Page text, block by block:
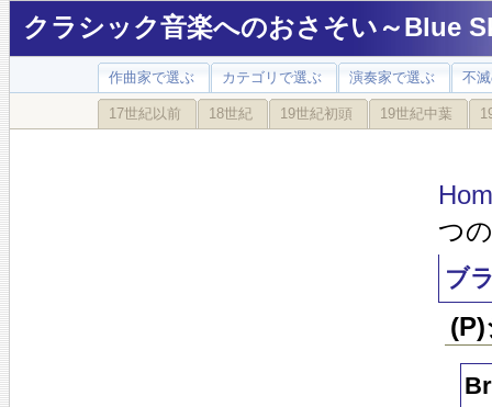
クラシック音楽へのおさそい～Blue
作曲家で選ぶ カテゴリで選ぶ 演奏家で選ぶ 不
17世紀以前 18世紀 19世紀初頭 19世紀中葉
つ
ブ